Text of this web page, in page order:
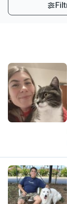
M
E